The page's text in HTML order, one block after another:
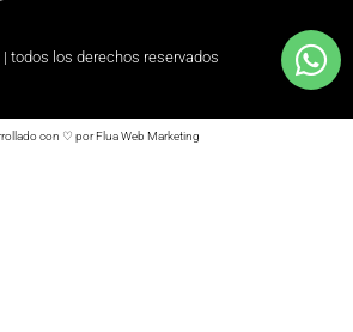
todos los derechos reservados
con ♡ por Flua Web Marketing